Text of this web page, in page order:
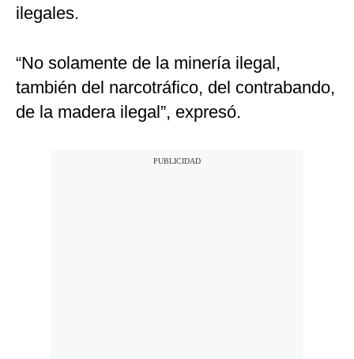
ilegales.
“No solamente de la minería ilegal,
también del narcotráfico, del contrabando,
de la madera ilegal”, expresó.